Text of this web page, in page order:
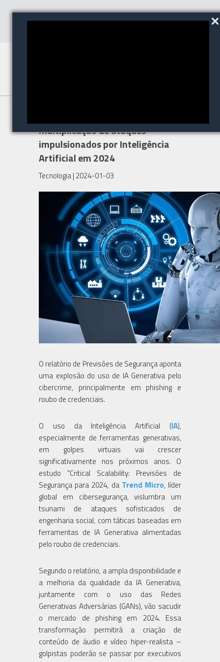
multiplicação de ataques
impulsionados por Inteligência
Artificial em 2024
Tecnologia| 2024-01-03
O relatório de Previsões de Segurança aponta
uma explosão do uso de IA Generativa pelo
cibercrime, principalmente em phishing e
roubo de credenciais.
O uso da Inteligência Artificial (IA),
especialmente de ferramentas generativas,
em golpes virtuais vai crescer
significativamente nos próximos anos. O
estudo "Critical Scalability: Previsões de
Segurança para 2024, da Trend Micro, líder
global em cibersegurança, vislumbra um
tsunami de ataques sofisticados de
engenharia social, com táticas baseadas em
ferramentas de IA Generativa alimentadas
pelo roubo de credenciais.
Segundo o relatório, a ampla disponibilidade e
a melhoria da qualidade da IA Generativa,
juntamente com o uso das Redes
Generativas Adversárias (GANs), vão sacudir
o mercado de phishing em 2024. Essa
transformação permitirá a criação de
conteúdo de áudio e vídeo hiper-realista –
golpistas poderão se passar por executivos